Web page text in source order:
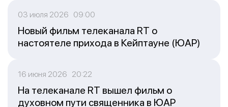
03 июля 2026 09:00
Новый фильм телеканала RT о
настоятеле прихода в Кейптауне (ЮАР)
16 июня 2026 20:22
На телеканале RT вышел фильм о
духовном пути священника в ЮАР